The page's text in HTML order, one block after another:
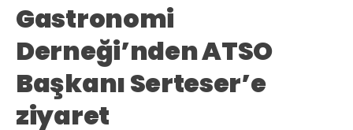
Gastronomi
Derneği’nden ATSO
Başkanı Serteser’e
ziyaret